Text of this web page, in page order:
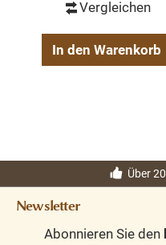
Vergleichen
In den Warenkorb
Über
Newsletter
Abonnieren Sie den